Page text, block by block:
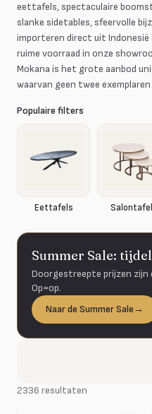
eettafels, spectaculaire
slanke sidetables, sfeervolle
importeren direct uit Indonesië
ruime voorraad in onze
Mokana is het grote aanbod
waarvan geen twee
Populaire filters
Eettafels
Summer Sale:
Doorgestreepte prijzen zijn
Op=op.
Naar de Summer Sale→
2336 resultaten